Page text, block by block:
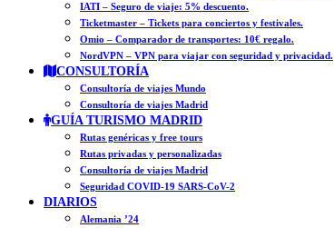
IATI – Seguro de viaje: 5% descuento.
Ticketmaster – Tickets para conciertos y festivales.
Omio – Comparador de transportes: 10€ regalo.
NordVPN – VPN para viajar con seguridad y privacidad.
CONSULTORÍA
Consultoría de viajes Mundo
Consultoría de viajes Madrid
GUÍA TURISMO MADRID
Rutas genéricas y free tours
Rutas privadas y personalizadas
Consultoría de viajes Madrid
Seguridad COVID-19 SARS-CoV-2
DIARIOS
Alemania ’24